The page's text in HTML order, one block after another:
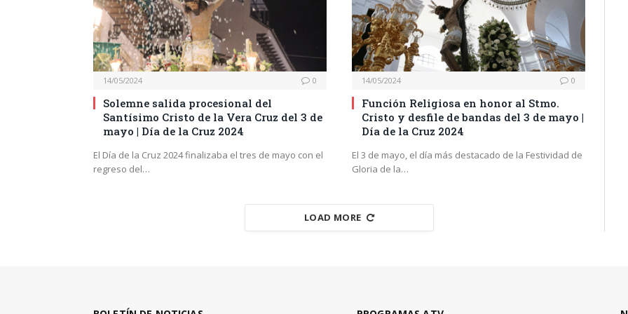
14/05/2024 0
Solemne salida procesional del
Santísimo Cristo de la Vera Cruz del 3 de
mayo | Día de la Cruz 2024
El Día de la Cruz 2024 finalizaba el tres de mayo con el
regreso del…
14/05/2024 0
Función Religiosa en honor al Stmo.
Cristo y desfile de bandas del 3 de mayo |
Día de la Cruz 2024
El 3 de mayo, el día más destacado de la Festividad de
Gloria de la…
LOAD MORE